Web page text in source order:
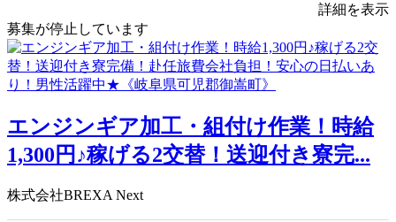
詳細を表示
募集が停止しています
エンジンギア加工・組付け作業！時給
1,300円♪稼げる2交替！送迎付き寮完...
株式会社BREXA Next